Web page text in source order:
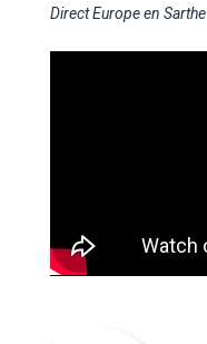
Direct Europe en Sarthe